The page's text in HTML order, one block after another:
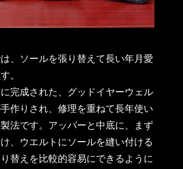
、ソールを張り替えて長い年月愛
。
完成された、グッドイヤーウェル
作りされ、修理を重ねて長年使い
法です。アッパーと中底に、まず
、ウエルトにソールを縫い付ける
替えを比較的容易にできるように